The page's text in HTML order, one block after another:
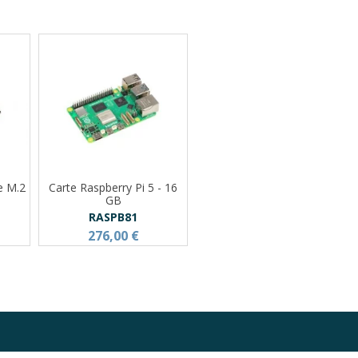
M.2
Carte Raspberry Pi 5 - 16
GB
RASPB81
276,00 €